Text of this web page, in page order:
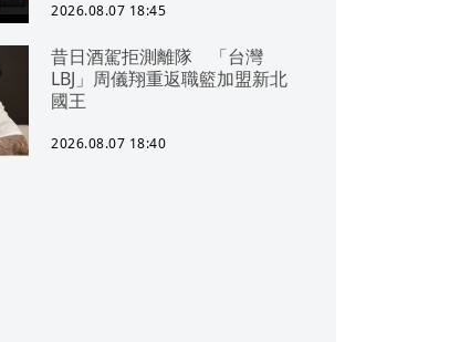
2026.08.07 18:45
昔日酒駕拒測離隊 「台灣
LBJ」周儀翔重返職籃加盟新北
國王
2026.08.07 18:40